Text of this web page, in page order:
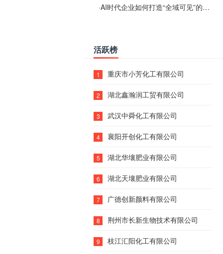
·AI时代企业如何打造“全域可见”的数字资产？梓彤超越给出新解法
活跃榜
1 重庆市小芳化工有限公司
2 湖北鑫瀚润工贸有限公司
3 武汉中舜化工有限公司
4 襄阳开创化工有限公司
5 湖北华壤肥业有限公司
6 湖北天壤肥业有限公司
7 广德创新颜料有限公司
8 荆州市长新生物技术有限公司
9 枝江汇阳化工有限公司